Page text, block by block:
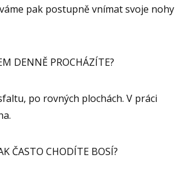
pak postupně vnímat svoje nohy
DENNĚ PROCHÁZÍTE?
po rovných plochách. V práci
ČASTO CHODÍTE BOSÍ?